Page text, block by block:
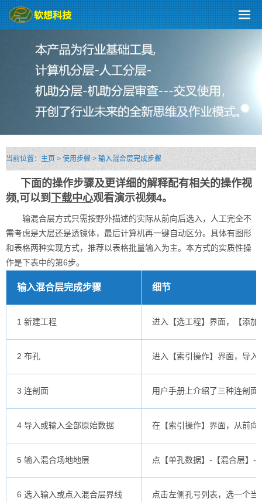
当前位置： 主页 > 使用步骤>输入混合层完成步骤
下面的操作步骤及更详细的解释配有相关的操作视
频,可以到
下载中心观看演示视频4。
输混合层方式只需按野外描述的实际从前向后选入，人工完全不
需考虑是大层还是透镜体，最后计算机再一键自动区分。具体有图形
和表格两种实现方式，推荐以表格批量输入为主。本方式的实质性操
作是下表中的第6步。
输入混合层完成步骤 细节
1 新建工程 进入【选工程】界面，【添加
2 布孔 进入【索引操作】界面，导
3 连剖面 用户手册上介绍了三种连剖
4 导入或输入全部原始数据 在【索引操作】界面，从前
5 输入混合场地地层 点【单孔数据】-【混合层】-
6 选入输入或点入混合层界线 点击左侧孔号列表，选一个